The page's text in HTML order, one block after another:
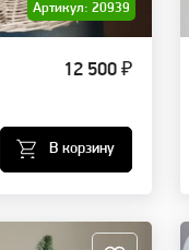
Артикул: 20939
12 500 ₽
В корзину